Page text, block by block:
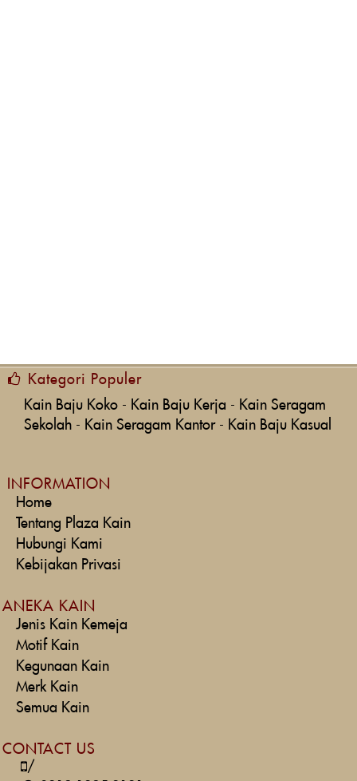
Kategori Populer
Kain Baju Koko - Kain Baju Kerja - Kain Seragam
Sekolah - Kain Seragam Kantor- Kain Baju Kasual
INFORMATION
Home
Tentang Plaza Kain
Hubungi Kami
Kebijakan Privasi
ANEKA KAIN
Jenis Kain Kemeja
Motif Kain
Kegunaan Kain
Merk Kain
Semua Kain
CONTACT US
/